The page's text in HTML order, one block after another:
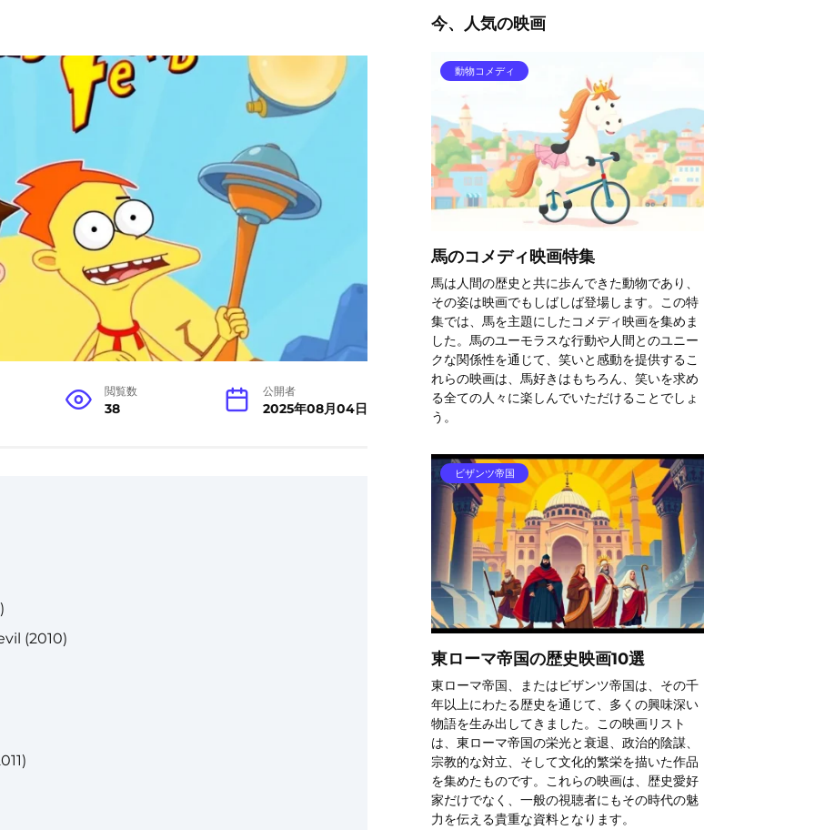
閲覧数
38
公開者
2025年08月04日
(2010)
今、人気の映画
動物コメディ
馬のコメディ映画特集
馬は人間の歴史と共に歩んできた動物であり、
その姿は映画でもしばしば登場します。この特
集では、馬を主題にしたコメディ映画を集めま
した。馬のユーモラスな行動や人間とのユニー
クな関係性を通じて、笑いと感動を提供するこ
れらの映画は、馬好きはもちろん、笑いを求め
る全ての人々に楽しんでいただけることでしょ
う。
ビザンツ帝国
東ローマ帝国の歴史映画10選
東ローマ帝国、またはビザンツ帝国は、その千
年以上にわたる歴史を通じて、多くの興味深い
物語を生み出してきました。この映画リスト
は、東ローマ帝国の栄光と衰退、政治的陰謀、
宗教的な対立、そして文化的繁栄を描いた作品
を集めたものです。これらの映画は、歴史愛好
家だけでなく、一般の視聴者にもその時代の魅
力を伝える貴重な資料となります。